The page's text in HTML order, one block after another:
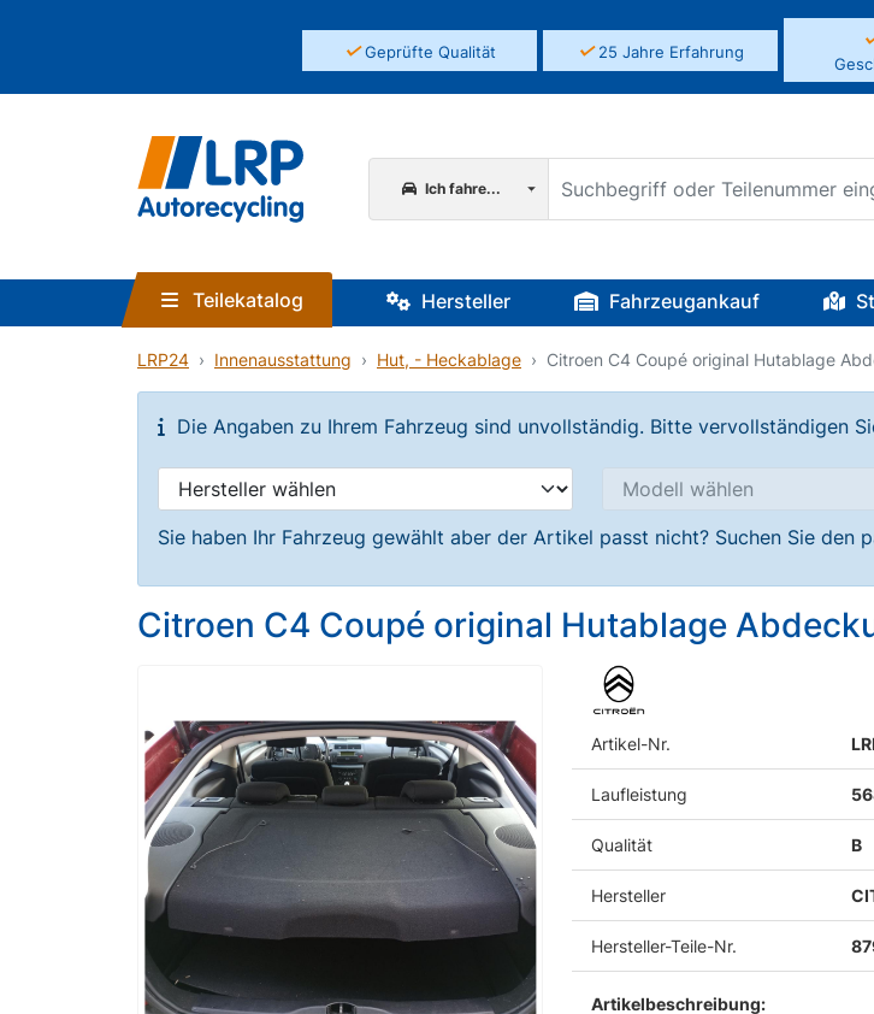
✓Geprüfte Qualität ✓25 Jahre Erfahrung
Ich fahre...
Teilekatalog Hersteller Fahrzeugankauf
LRP24 Innenausstattung Hut, - Heckablage Citroen C4 Coupé original Hutablage
Die Angaben zu Ihrem Fahrzeug sind unvollständig. Bitte vervollständigen
Sie haben Ihr Fahrzeug gewählt aber der Artikel passt nicht? Suchen Sie den
Citroen C4 Coupé original Hutablage
Artikel-Nr.
Laufleistung
Qualität B
Hersteller
Hersteller-Teile-Nr.
Artikelbeschreibung: